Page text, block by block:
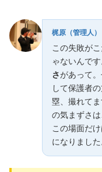
梶原（管理人）
この失敗が
ゃないんです
さがあって
して保護者
塁、撮れて
の気まずさ
この場面だ
になりました